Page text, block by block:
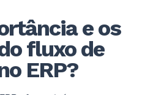
e os
fluxo de
ERP?